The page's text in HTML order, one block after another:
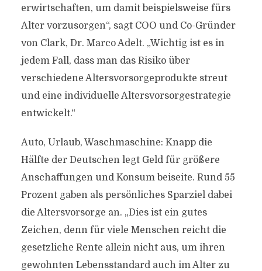
erwirtschaften, um damit beispielsweise fürs
Alter vorzusorgen“, sagt COO und Co-Gründer
von Clark, Dr. Marco Adelt. „Wichtig ist es in
jedem Fall, dass man das Risiko über
verschiedene Altersvorsorgeprodukte streut
und eine individuelle Altersvorsorgestrategie
entwickelt.“
Auto, Urlaub, Waschmaschine: Knapp die
Hälfte der Deutschen legt Geld für größere
Anschaffungen und Konsum beiseite. Rund 55
Prozent gaben als persönliches Sparziel dabei
die Altersvorsorge an. „Dies ist ein gutes
Zeichen, denn für viele Menschen reicht die
gesetzliche Rente allein nicht aus, um ihren
gewohnten Lebensstandard auch im Alter zu